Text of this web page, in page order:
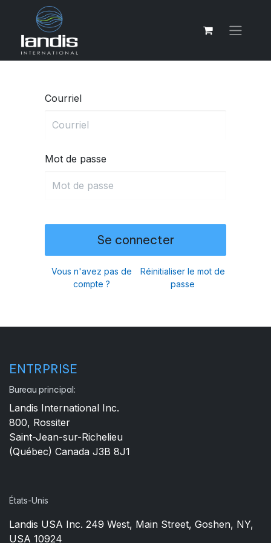
Courriel
Mot de passe
Se connecter
Vous n'avez pas de
compte ?
Réinitialiser le mot de
passe
ENTRPRISE
Bureau principal:
Landis International Inc.
800, Rossiter
Saint-Jean-sur-Richelieu
(Québec) Canada J3B 8J1
États-Unis
Landis USA Inc. 249 West, Main Street, Goshen, NY,
USA 10924